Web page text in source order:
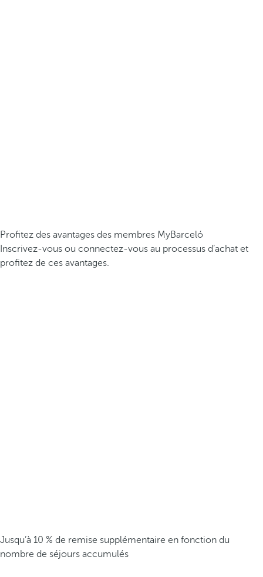
Profitez des avantages des membres MyBarceló
Inscrivez-vous ou connectez-vous au processus d’achat et
profitez de ces avantages.
Jusqu’à 10 % de remise supplémentaire en fonction du
nombre de séjours accumulés